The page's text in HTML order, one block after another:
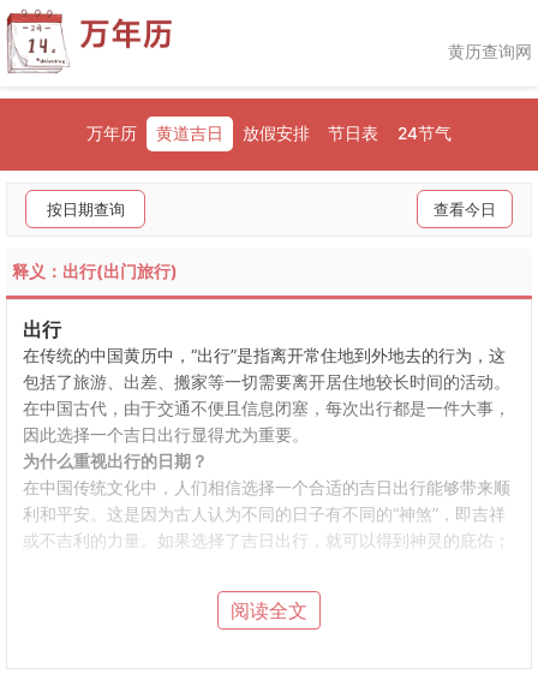
黄历查询网
万年历 黄道吉日 放假安排 节日表 24节气
按日期查询 查看今日
释义：出行(出门旅行)
出行
在传统的中国黄历中，“出行”是指离开常住地到外地去的行为，这
包括了旅游、出差、搬家等一切需要离开居住地较长时间的活动。
在中国古代，由于交通不便且信息闭塞，每次出行都是一件大事，
因此选择一个吉日出行显得尤为重要。
为什么重视出行的日期？
在中国传统文化中，人们相信选择一个合适的吉日出行能够带来顺
利和平安。这是因为古人认为不同的日子有不同的“神煞”，即吉祥
或不吉利的力量。如果选择了吉日出行，就可以得到神灵的庇佑；
选择出行的吉日通常需要参考《万年历》或专门的择日书，这些书
天是否适合出行。具体来说：
阅读全文